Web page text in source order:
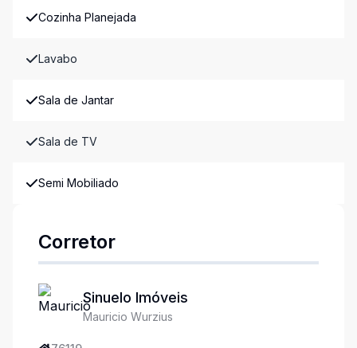
Cozinha Planejada
Lavabo
Sala de Jantar
Sala de TV
Semi Mobiliado
Corretor
Sinuelo Imóveis
Mauricio Wurzius